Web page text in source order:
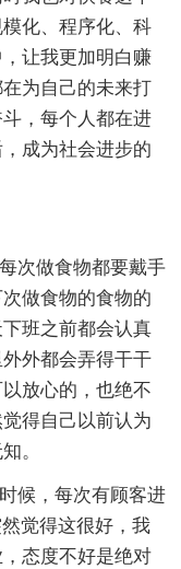
化、程序化、科
让我更加明白赚
为自己的未来打
，每个人都在进
成为社会进步的
次做食物都要戴手
做食物的食物的
班之前都会认真
外都会弄得干干
放心的，也绝不
得自己以前认为
。
候，每次有顾客进
觉得这很好，我
态度不好是绝对